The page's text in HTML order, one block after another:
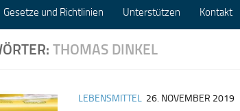
Gesetze und Richtlinien Unterstützen Kontakt
THOMAS DINKEL
LEBENSMITTEL 26. NOVEMBER 2019